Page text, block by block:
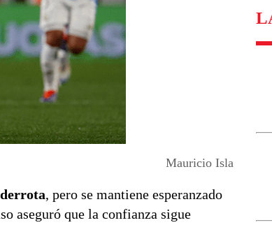
Mauricio Isla
, pero se mantiene esperanzado
aseguró que la confianza sigue